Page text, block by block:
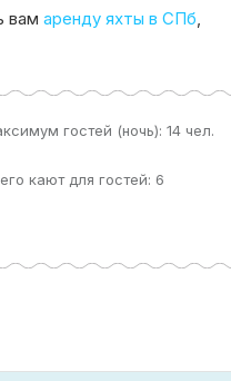
вам аренду яхты в СПб,
гостей (ночь): 14 чел.
кают для гостей: 6